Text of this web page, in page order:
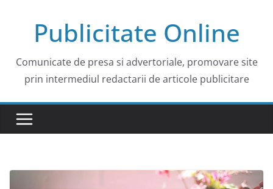
Publicitate Online
Comunicate de presa si advertoriale, promovare site
prin intermediul redactarii de articole publicitare